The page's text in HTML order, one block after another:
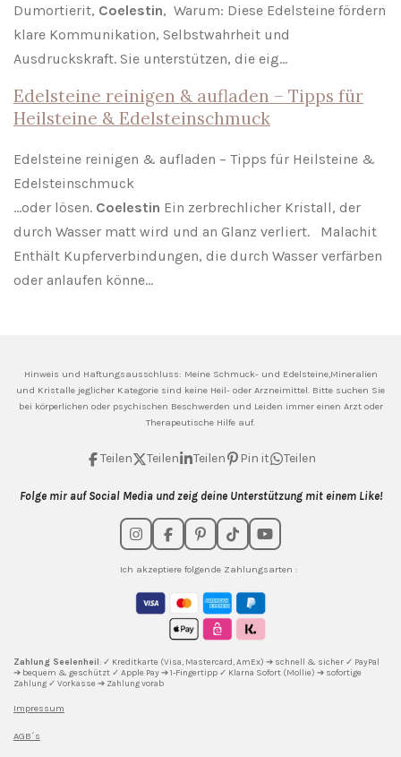
Dumortierit, Coelestin, Warum: Diese Edelsteine fördern
klare Kommunikation, Selbstwahrheit und
Ausdruckskraft. Sie unterstützen, die eig…
Edelsteine reinigen & aufladen – Tipps für
Heilsteine & Edelsteinschmuck
Edelsteine reinigen & aufladen – Tipps für Heilsteine &
Edelsteinschmuck
…oder lösen. Coelestin Ein zerbrechlicher Kristall, der
durch Wasser matt wird und an Glanz verliert. Malachit
Enthält Kupferverbindungen, die durch Wasser verfärben
oder anlaufen könne…
Hinweis und Haftungsausschluss: MeineSchmuck- und Edelsteine,Mineralien
und Kristalle jeglicher Kategorie sind keine Heil- oder Arzneimittel. Bitte suchen Sie
bei körperlichen oder psychischen Beschwerden und Leiden immer einen Arzt oder
Therapeutische Hilfe auf.
Teilen Teilen Teilen Pin it Teilen
Folge mir auf Social Media und zeig deine Unterstützung mit einem Like!
I
n
s
a
g
F
a
c
o
o
k
P
i
n
e
r
e
s
T
i
k
o
k
Y
o
u
u
b
e
Ich akzeptiere folgende Zahlungsarten :
Zahlung Seelenheil: ✓ Kreditkarte (Visa, Mastercard, AmEx) ➔ schnell & sicher ✓ PayPal
➔ bequem & geschützt ✓ Apple Pay ➔ 1-Fingertipp ✓ Klarna Sofort (Mollie) ➔ sofortige
Zahlung ✓ Vorkasse ➔ Zahlung vorab
Impressum
AGB´s